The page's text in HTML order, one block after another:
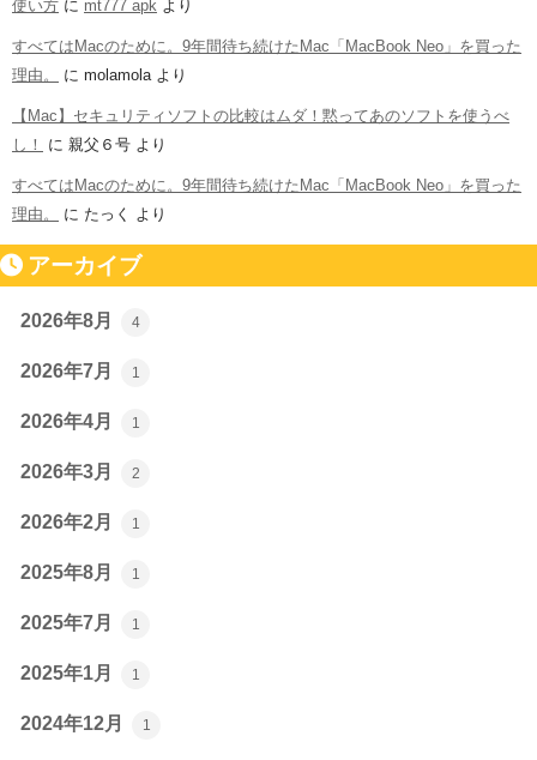
使い方 に mt777 apk より
すべてはMacのために。9年間待ち続けたMac「MacBook Neo」を買った
理由。
に molamolaより
【Mac】セキュリティソフトの比較はムダ！黙ってあのソフトを使うべ
し！
に 親父６号 より
すべてはMacのために。9年間待ち続けたMac「MacBook Neo」を買った
理由。
に たっく より
アーカイブ
2026年8月 4
2026年7月 1
2026年4月 1
2026年3月 2
2026年2月 1
2025年8月 1
2025年7月 1
2025年1月 1
2024年12月 1